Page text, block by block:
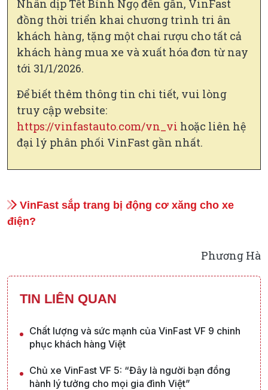
Nhân dịp Tết Bính Ngọ đến gần, VinFast
đồng thời triển khai chương trình tri ân
khách hàng, tặng một chai rượu cho tất cả
khách hàng mua xe và xuất hóa đơn từ nay
tới 31/1/2026.
Để biết thêm thông tin chi tiết, vui lòng
truy cập website:
https://vinfastauto.com/vn_vi hoặc liên hệ
đại lý phân phối VinFast gần nhất.
VinFast sắp trang bị động cơ xăng cho xe
điện?
Phương Hà
TIN LIÊN QUAN
Chất lượng và sức mạnh của VinFast VF 9 chinh
phục khách hàng Việt
Chủ xe VinFast VF 5: “Đây là người bạn đồng
hành lý tưởng cho mọi gia đình Việt”